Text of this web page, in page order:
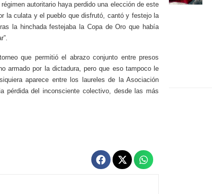
autoritario haya perdido una elección de este
la culata y el pueblo que disfrutó, cantó y festejo la
la hinchada festejaba la Copa de Oro que había
que permitió el abrazo conjunto entre presos
armado por la dictadura, pero que eso tampoco le
aparece entre los laureles de la Asociación
pérdida del inconsciente colectivo, desde las más